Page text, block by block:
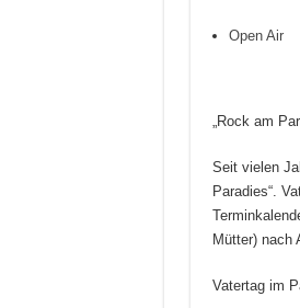
Open Air
„Rock am
Seit vielen
Paradies“.
Mütter) nach
Vatertag im